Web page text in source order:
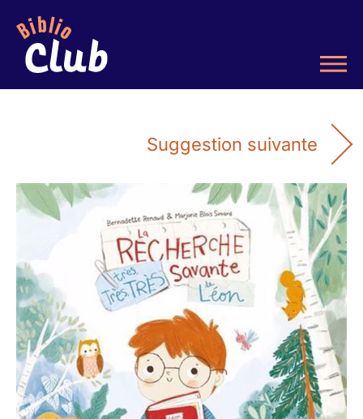
Suggestion suivante